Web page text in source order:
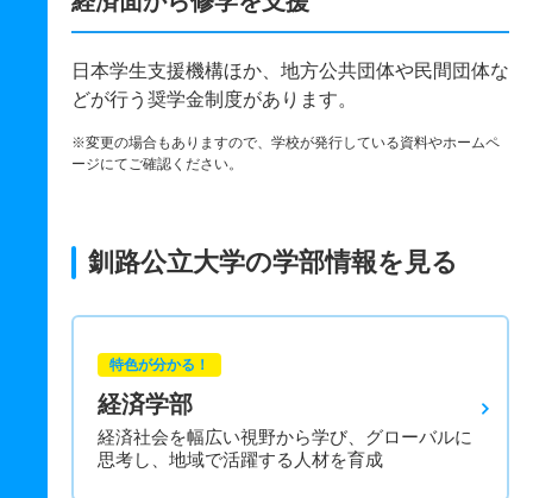
日本学生支援機構ほか、地方公共団体や民間団体な
どが行う奨学金制度があります。
※変更の場合もありますので、学校が発行している資料やホームペ
ージにてご確認ください。
釧路公立大学の学部情報を見る
特色が分かる！
経済学部
経済社会を幅広い視野から学び、グローバルに
思考し、地域で活躍する人材を育成